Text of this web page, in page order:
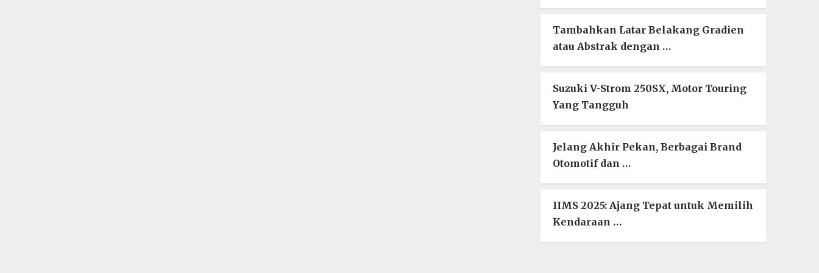
Tambahkan Latar Belakang Gradien
atau Abstrak dengan …
Suzuki V-Strom 250SX, Motor Touring
Yang Tangguh
Jelang Akhir Pekan, Berbagai Brand
Otomotif dan …
IIMS 2025: Ajang Tepat untuk Memilih
Kendaraan …